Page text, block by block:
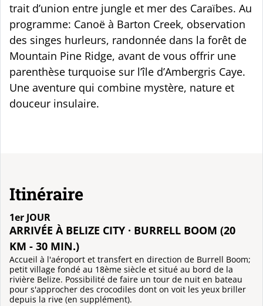
trait d’union entre jungle et mer des Caraïbes. Au
programme: Canoë à Barton Creek, observation
des singes hurleurs, randonnée dans la forêt de
Mountain Pine Ridge, avant de vous offrir une
parenthèse turquoise sur l’île d’Ambergris Caye.
Une aventure qui combine mystère, nature et
douceur insulaire.
Itinéraire
1er JOUR
ARRIVÉE À BELIZE CITY · BURRELL BOOM (20
KM - 30 MIN.)
Accueil à l'aéroport et transfert en direction de Burrell Boom;
petit village fondé au 18ème siècle et situé au bord de la
rivière Belize. Possibilité de faire un tour de nuit en bateau
pour s'approcher des crocodiles dont on voit les yeux briller
depuis la rive (en supplément).